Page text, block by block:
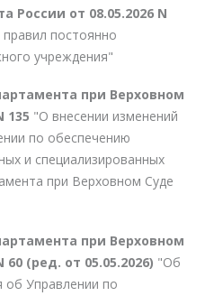
России от 08.05.2026 N
постоянно
учреждения"
при Верховном
135 "О внесении изменений
по обеспечению
и специализированных
при Верховном Суде
при Верховном
60 (ред. от 05.05.2026) "Об
Управлении по